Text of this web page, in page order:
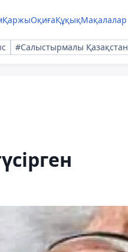
ҚаржыОқиғаҚұқықМақалалар
#Салыстырмалы Қазақстан